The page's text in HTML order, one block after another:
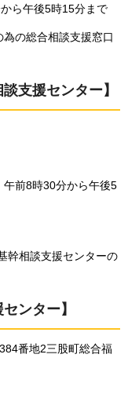
ら午後5時15分まで
の総合相談支援窓口
支援センター】
前8時30分から午後5
幹相談支援センターの
ンター】
番地2三股町総合福